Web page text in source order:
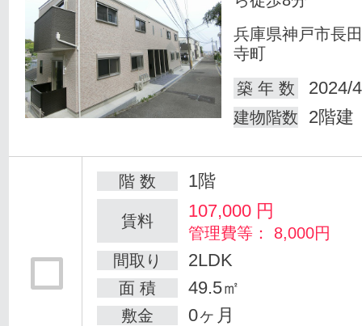
兵庫県神戸市長
寺町
築 年 数
2024/
建物階数 2階建
階 数 1階
賃料 107,000 円
管理費等： 8,000円
間取り
2LDK
面 積 49.5㎡
敷金 0ヶ月